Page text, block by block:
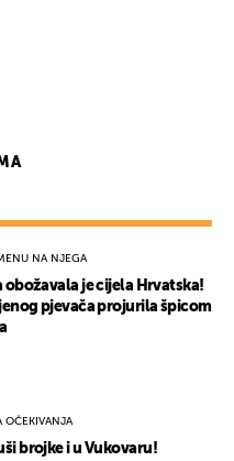
NA NJEGA
obožavala je cijela Hrvatska!
pjevača projurila špicom
OČEKIVANJA
brojke i u Vukovaru!